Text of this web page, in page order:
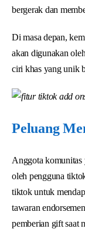
bergerak dan
Di masa depan,
akan digunakan
ciri khas yang unik
Peluang
Anggota komunitas
oleh pengguna
tiktok untuk
tawaran
pemberian gift saat